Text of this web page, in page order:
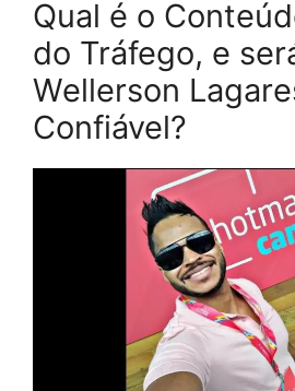
Qual é o
do Tráfego, e
Wellerson
Confiável?